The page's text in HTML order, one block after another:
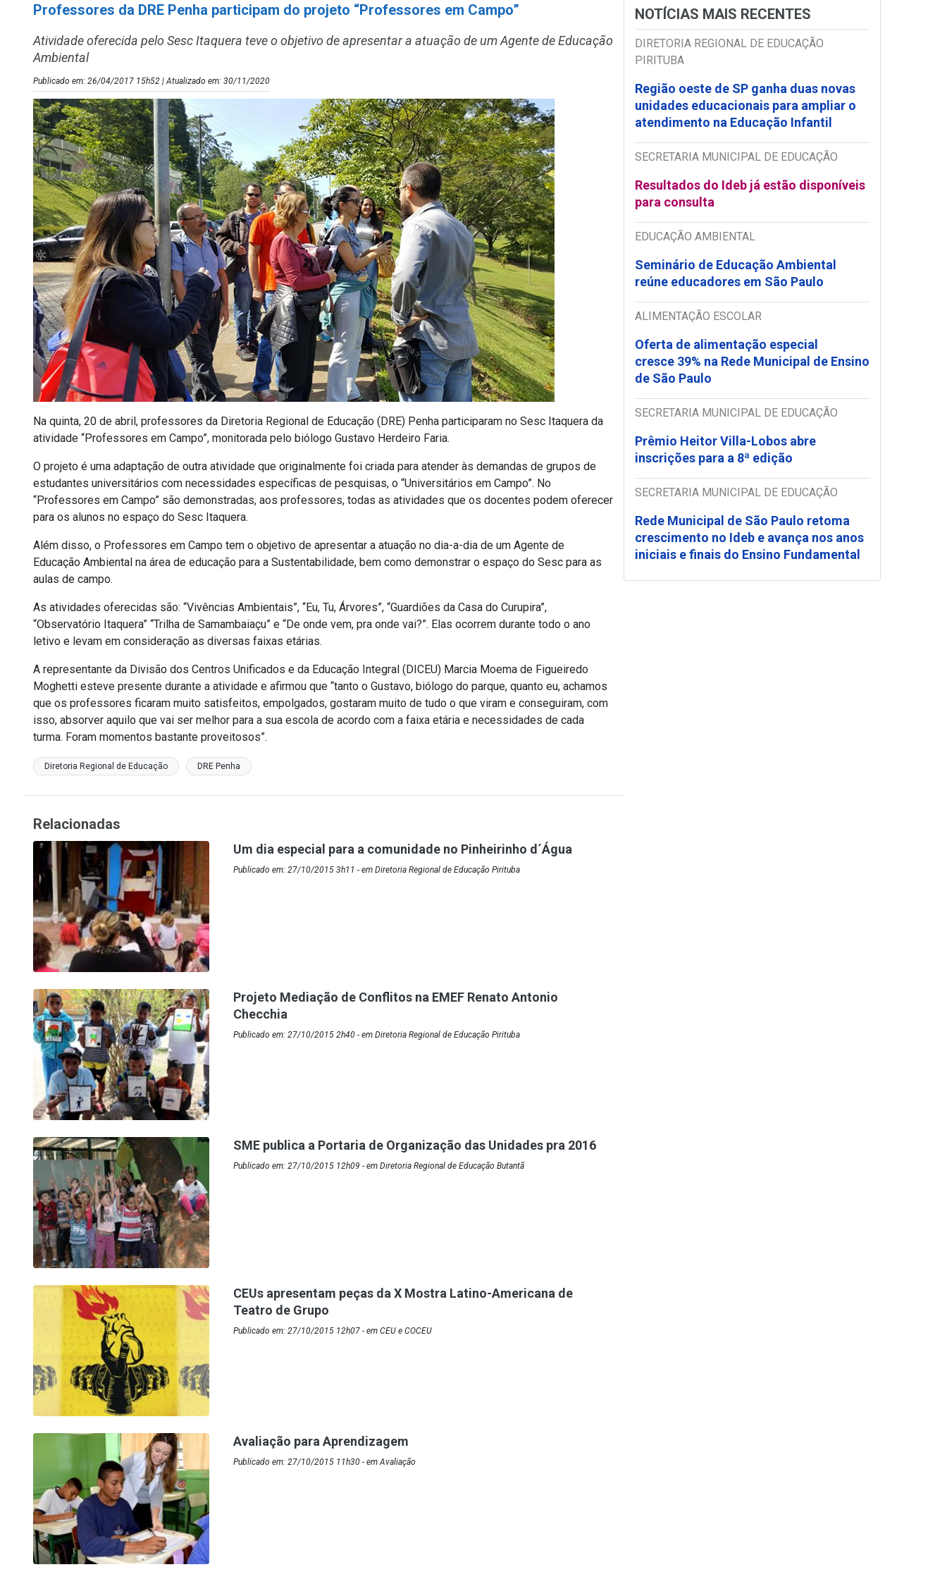
Professores da DRE Penha participam do projeto “Professores em Campo”
Atividade oferecida pelo Sesc Itaquera teve o objetivo de apresentar a atuação de um Agente de Educação
Ambiental
Publicado em: 26/04/2017 15h52 | Atualizado em: 30/11/2020
Na quinta, 20 de abril, professores da Diretoria Regional de Educação (DRE) Penha participaram no Sesc Itaquera da
atividade “Professores em Campo”, monitorada pelo biólogo Gustavo Herdeiro Faria.
O projeto é uma adaptação de outra atividade que originalmente foi criada para atender às demandas de grupos de
estudantes universitários com necessidades específicas de pesquisas, o “Universitários em Campo”. No
“Professores em Campo” são demonstradas, aos professores, todas as atividades que os docentes podem oferecer
para os alunos no espaço do Sesc Itaquera.
Além disso, o Professores em Campo tem o objetivo de apresentar a atuação no dia-a-dia de um Agente de
Educação Ambiental na área de educação para a Sustentabilidade, bem como demonstrar o espaço do Sesc para as
aulas de campo.
As atividades oferecidas são: “Vivências Ambientais”, “Eu, Tu, Árvores”, “Guardiões da Casa do Curupira”,
“Observatório Itaquera” “Trilha de Samambaiaçu” e “De onde vem, pra onde vai?”. Elas ocorrem durante todo o ano
letivo e levam em consideração as diversas faixas etárias.
A representante da Divisão dos Centros Unificados e da Educação Integral (DICEU) Marcia Moema de Figueiredo
Moghetti esteve presente durante a atividade e afirmou que “tanto o Gustavo, biólogo do parque, quanto eu, achamos
que os professores ficaram muito satisfeitos, empolgados, gostaram muito de tudo o que viram e conseguiram, com
isso, absorver aquilo que vai ser melhor para a sua escola de acordo com a faixa etária e necessidades de cada
turma. Foram momentos bastante proveitosos”.
Diretoria Regional de Educação DRE Penha
NOTÍCIAS MAIS RECENTES
DIRETORIA REGIONAL DE EDUCAÇÃO
PIRITUBA
Região oeste de SP ganha duas novas
unidades educacionais para ampliar o
atendimento na Educação Infantil
SECRETARIA MUNICIPAL DE EDUCAÇÃO
Resultados do Ideb já estão disponíveis
para consulta
EDUCAÇÃO AMBIENTAL
Seminário de Educação Ambiental
reúne educadores em São Paulo
ALIMENTAÇÃO ESCOLAR
Oferta de alimentação especial
cresce 39% na Rede Municipal de Ensino
de São Paulo
SECRETARIA MUNICIPAL DE EDUCAÇÃO
Prêmio Heitor Villa-Lobos abre
inscrições para a 8ª edição
SECRETARIA MUNICIPAL DE EDUCAÇÃO
Rede Municipal de São Paulo retoma
crescimento no Ideb e avança nos anos
iniciais e finais do Ensino Fundamental
Relacionadas
Um dia especial para a comunidade no Pinheirinho d´Água
Publicado em: 27/10/2015 3h11 - em Diretoria Regional de Educação Pirituba
Projeto Mediação de Conflitos na EMEF Renato Antonio
Checchia
Publicado em: 27/10/2015 2h40 - em Diretoria Regional de Educação Pirituba
SME publica a Portaria de Organização das Unidades pra 2016
Publicado em: 27/10/2015 12h09 - em Diretoria Regional de Educação Butantã
CEUs apresentam peças da X Mostra Latino-Americana de
Teatro de Grupo
Publicado em: 27/10/2015 12h07 - em CEU e COCEU
Avaliação para Aprendizagem
Publicado em: 27/10/2015 11h30 - em Avaliação